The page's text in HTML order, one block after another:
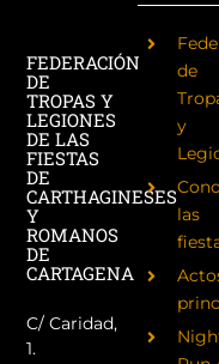
FEDERACIÓN
DE
TROPAS Y
LEGIONES
DE LAS
FIESTAS
DE
CARTHAGINESES
Y
ROMANOS
DE
CARTAGENA
C/ Caridad,
1.
de
y
las